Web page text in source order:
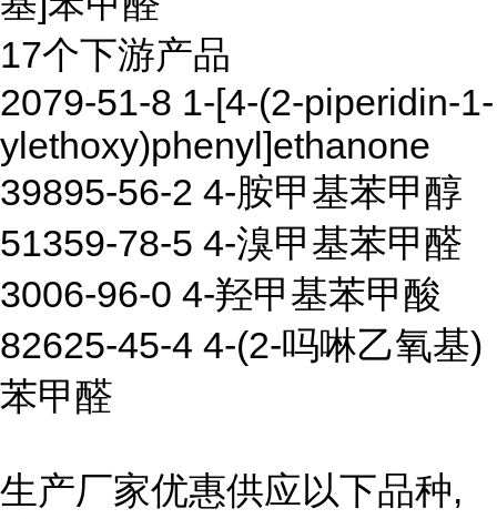
17个下游产品
2079-51-8 1-[4-(2-piperidin-1-
ylethoxy)phenyl]ethanone
39895-56-2 4-胺甲基苯甲醇
51359-78-5 4-溴甲基苯甲醛
3006-96-0 4-羟甲基苯甲酸
82625-45-4 4-(2-吗啉乙氧基)
苯甲醛
生产厂家优惠供应以下品种,